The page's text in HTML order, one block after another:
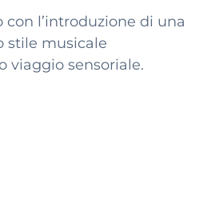
l’introduzione di una
stile musicale
viaggio sensoriale.